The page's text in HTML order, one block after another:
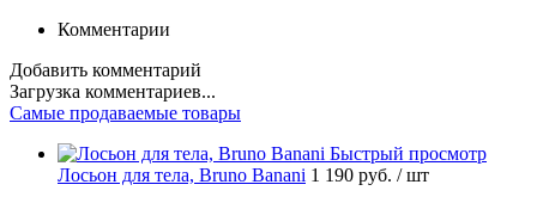
Комментарии
Добавить комментарий
Загрузка комментариев...
Самые продаваемые товары
Быстрый просмотр
Лосьон для тела, Bruno Banani 1 190 руб. / шт